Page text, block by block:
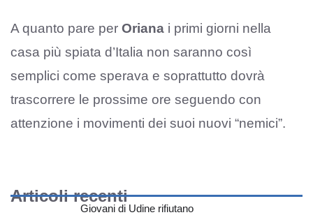
A quanto pare per Oriana i primi giorni nella
casa più spiata d’Italia non saranno così
semplici come sperava e soprattutto dovrà
trascorrere le prossime ore seguendo con
attenzione i movimenti dei suoi nuovi “nemici”.
Articoli recenti
Giovani di Udine rifiutano